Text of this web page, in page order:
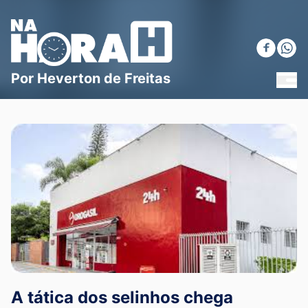
Blog Na Hora H
Por Heverton de Freitas
A tática dos selinhos chega